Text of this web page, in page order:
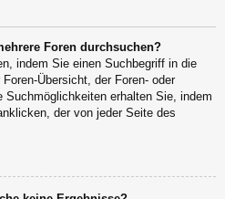
Foren durchsuchen?
indem Sie einen Suchbegriff in die
Übersicht, der Foren- oder
erhalten Sie, indem
der von jeder Seite des